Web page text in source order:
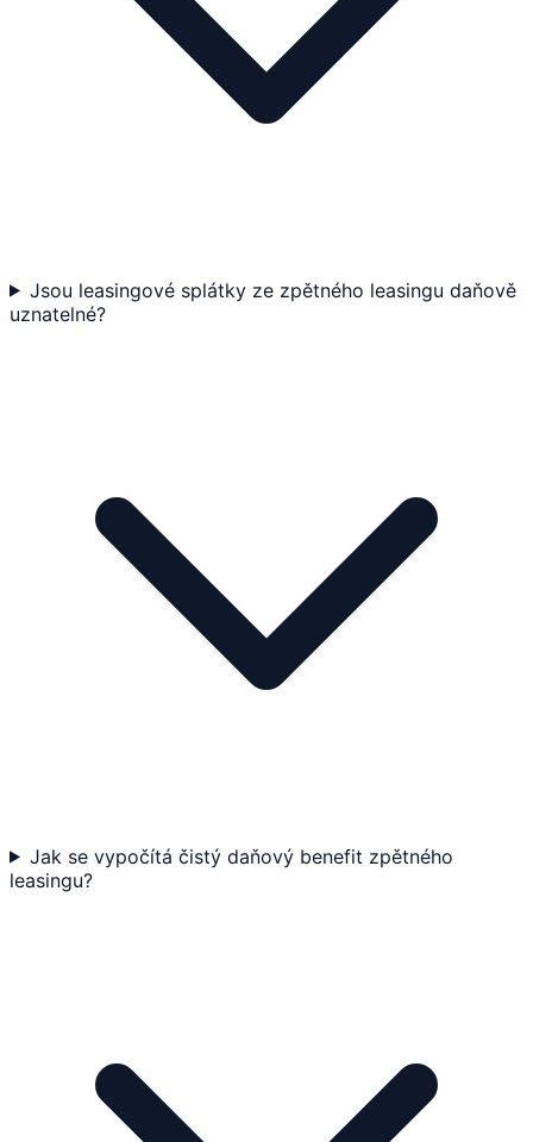
Jsou leasingové splátky ze zpětného leasingu daňově
uznatelné?
Jak se vypočítá čistý daňový benefit zpětného
leasingu?